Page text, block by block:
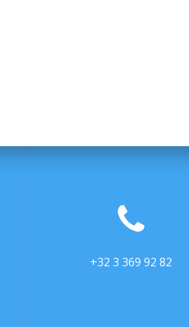
+32 3 369 92 82